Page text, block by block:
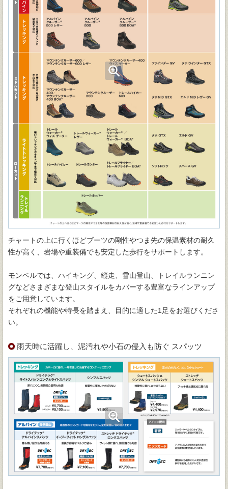
チャートの上に行くほどブーツの剛性やつま先の保温素材の耐久
性が高く、岩場や重装備でも安定した歩行をサポートします。
モンベルでは、ハイキング、縦走、雪山登山、トレイルランニン
グなどさまざまな登山スタイルをカバーする豊富なラインアップ
をご用意しています。
それぞれの機能や特長を踏まえ、目的に適した1足をお選びくださ
い。
雨天時に活躍し、泥汚れや小石の侵入も防ぐ スパッツ